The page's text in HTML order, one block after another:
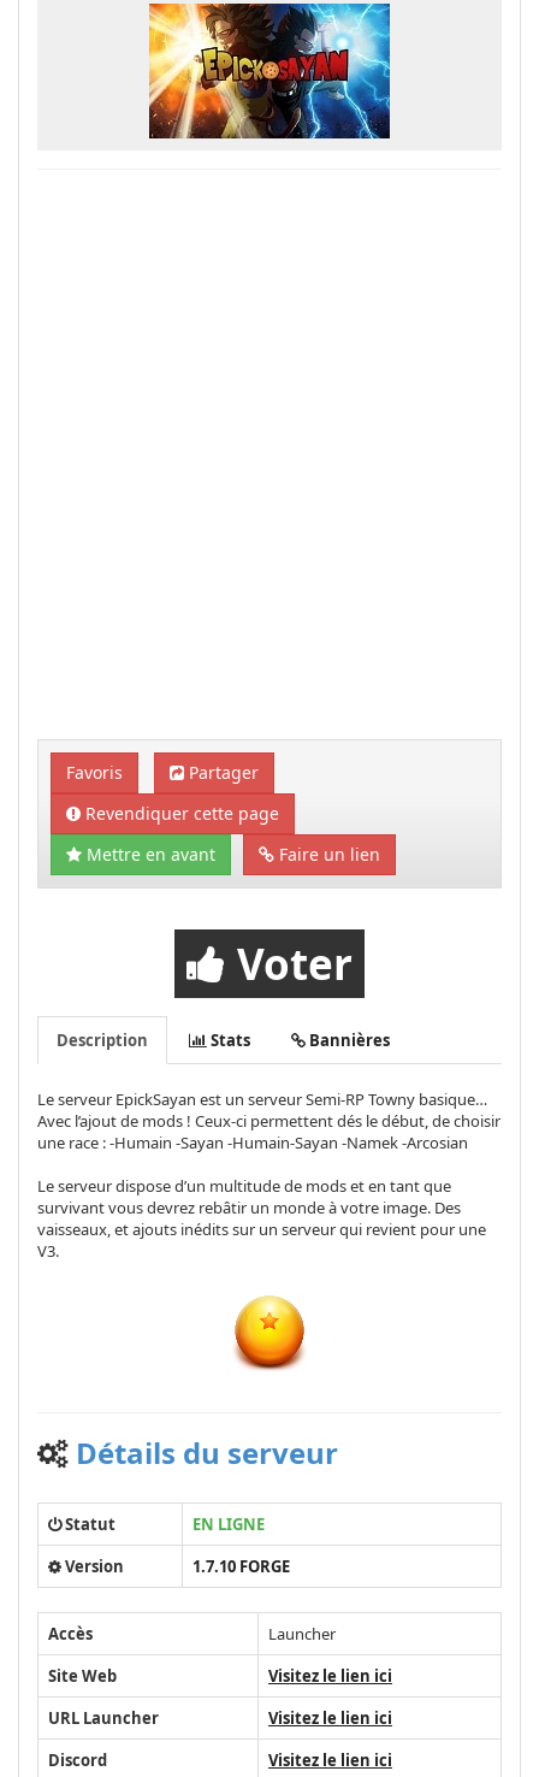
Favoris
Partager
Revendiquer cette page
Mettre en avant
Faire un lien
Voter
Description Stats Bannières
Le serveur EpickSayan est un serveur Semi-RP Towny basique…
Avec l’ajout de mods ! Ceux-ci permettent dés le début, de choisir
une race : -Humain -Sayan -Humain-Sayan -Namek -Arcosian
Le serveur dispose d’un multitude de mods et en tant que
survivant vous devrez rebâtir un monde à votre image. Des
vaisseaux, et ajouts inédits sur un serveur qui revient pour une
V3.
Détails du serveur
Statut
EN LIGNE
Version
1.7.10 FORGE
Accès
Launcher
Site Web
Visitez le lien ici
URL Launcher
Visitez le lien ici
Discord
Visitez le lien ici